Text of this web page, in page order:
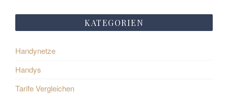
KATEGORIEN
Handynetze
Handys
Tarife Vergleichen